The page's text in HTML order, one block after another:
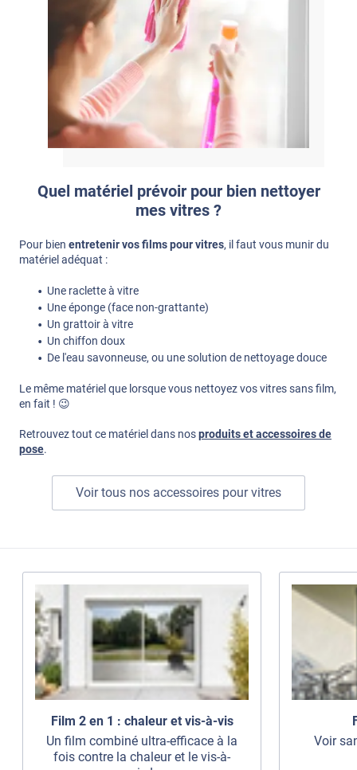
Quel matériel prévoir pour bien nettoyer
mes vitres ?
Pour bien entretenir vos films pour vitres, il faut vous munir du
matériel adéquat :
Une raclette à vitre
Une éponge (face non-grattante)
Un grattoir à vitre
Un chiffon doux
De l'eau savonneuse, ou une solution de nettoyage douce
Le même matériel que lorsque vous nettoyez vos vitres sans film,
en fait ! 😉
Retrouvez tout ce matériel dans nosproduits et accessoires de
pose.
Voir tous nos accessoires pour vitres
Film 2 en 1 : chaleur et vis-à-vis
Un film combiné ultra-efficace à la
fois contre la chaleur et le vis-à-
Voir